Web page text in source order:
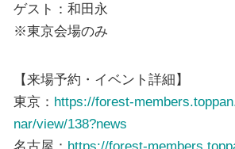
ゲスト：和⽥永
※東京会場のみ
【来場予約・イベント詳細】
東京： https://forest-
nar/view/138?news